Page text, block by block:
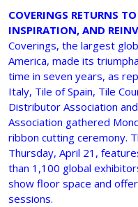
COVERINGS RETURNS
INSPIRATION, AND
Coverings, the largest
America, made its
time in seven years, as
Italy, Tile of Spain, Tile
Distributor Association
Association gathered
ribbon cutting ceremony.
Thursday, April 21,
than 1,100 global
show floor space and
sessions.